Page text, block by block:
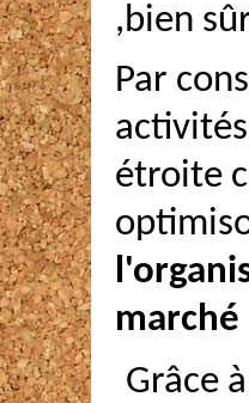
,bien s
Par
étroite
marché
Grâce